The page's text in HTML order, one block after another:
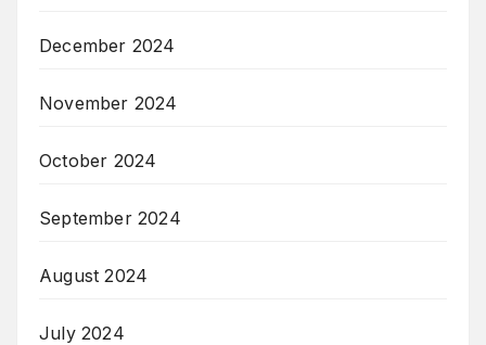
December 2024
November 2024
October 2024
September 2024
August 2024
July 2024